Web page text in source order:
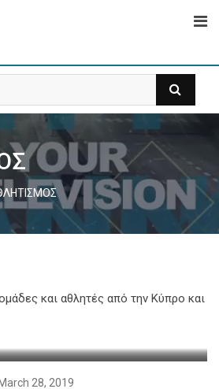
και αθλητές από την Κύπρο και
March 28, 2019